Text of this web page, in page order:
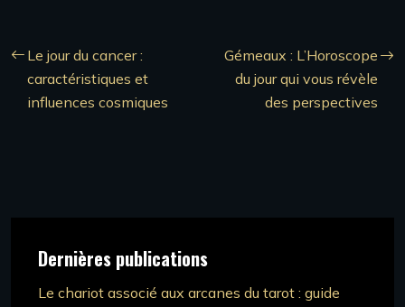
Le jour du cancer :
caractéristiques et
influences cosmiques
Gémeaux : L’Horoscope
du jour qui vous révèle
des perspectives
Dernières publications
Le chariot associé aux arcanes du tarot : guide